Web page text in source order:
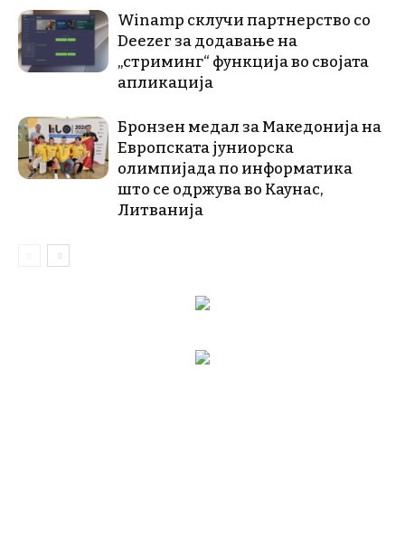
Winamp склучи партнерство со
Deezer за додавање на
„стриминг“ функција во својата
апликација
Бронзен медал за Македонија на
Европската јуниорска
олимпијада по информатика
што се одржува во Каунас,
Литванија